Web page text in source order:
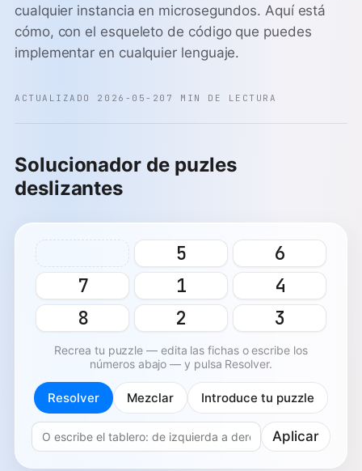
cualquier instancia en microsegundos. Aquí está
cómo, con el esqueleto de código que puedes
implementar en cualquier lenguaje.
ACTUALIZADO 2026-05-20 7 MIN DE LECTURA
Solucionador de puzles
deslizantes
5
6
7
1
4
8
2 3
Recrea tu puzzle — edita las fichas o escribe los
números abajo — y pulsa Resolver.
Resolver Mezclar Introduce tu puzzle
Aplicar